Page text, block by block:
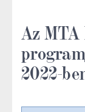
Az
2022-